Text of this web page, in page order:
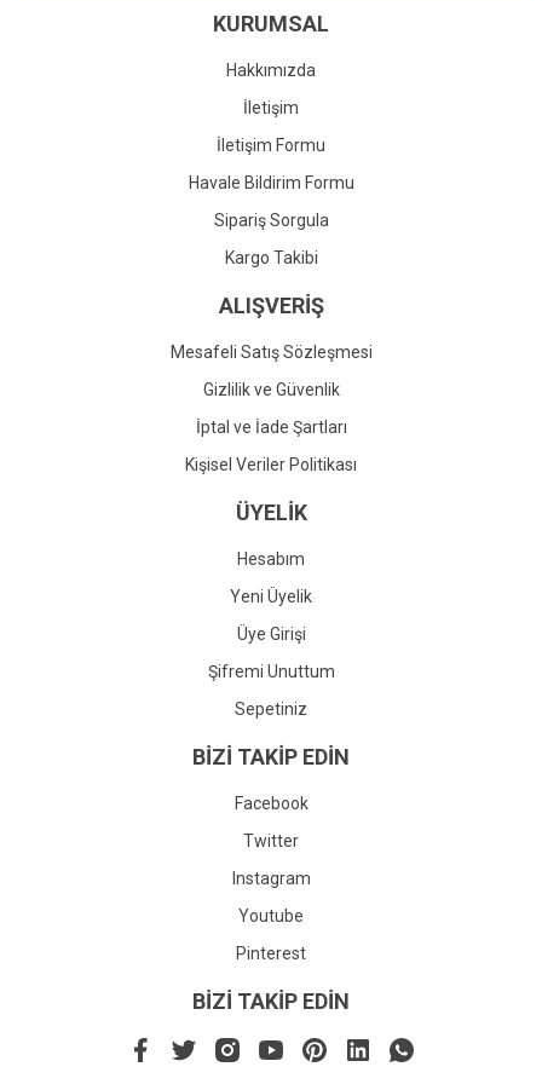
Ürün fiyatı diğer sitelerden daha pahalı.
Gönder
KURUMSAL
Hakkımızda
İletişim
İletişim Formu
Havale Bildirim Formu
Sipariş Sorgula
Kargo Takibi
ALIŞVERİŞ
Mesafeli Satış Sözleşmesi
Gizlilik ve Güvenlik
İptal ve İade Şartları
Kişisel Veriler Politikası
ÜYELİK
Hesabım
Yeni Üyelik
Üye Girişi
Şifremi Unuttum
Sepetiniz
BİZİ TAKİP EDİN
Facebook
Twitter
Instagram
Youtube
Pinterest
BİZİ TAKİP EDİN